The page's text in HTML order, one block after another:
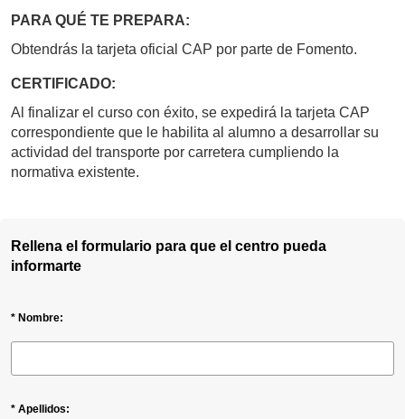
PARA QUÉ TE PREPARA:
Obtendrás la tarjeta oficial CAP por parte de Fomento.
CERTIFICADO:
Al finalizar el curso con éxito, se expedirá la tarjeta CAP
correspondiente que le habilita al alumno a desarrollar su
actividad del transporte por carretera cumpliendo la
normativa existente.
Rellena el formulario para que el centro pueda
informarte
* Nombre:
* Apellidos: